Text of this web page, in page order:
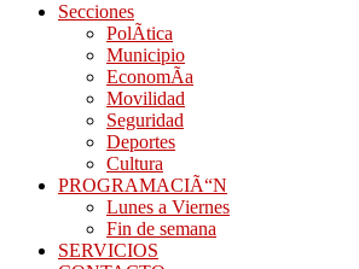
Secciones
PolÃ­tica
Municipio
EconomÃ­a
Movilidad
Seguridad
Deportes
Cultura
PROGRAMACIÃ“N
Lunes a Viernes
Fin de semana
SERVICIOS